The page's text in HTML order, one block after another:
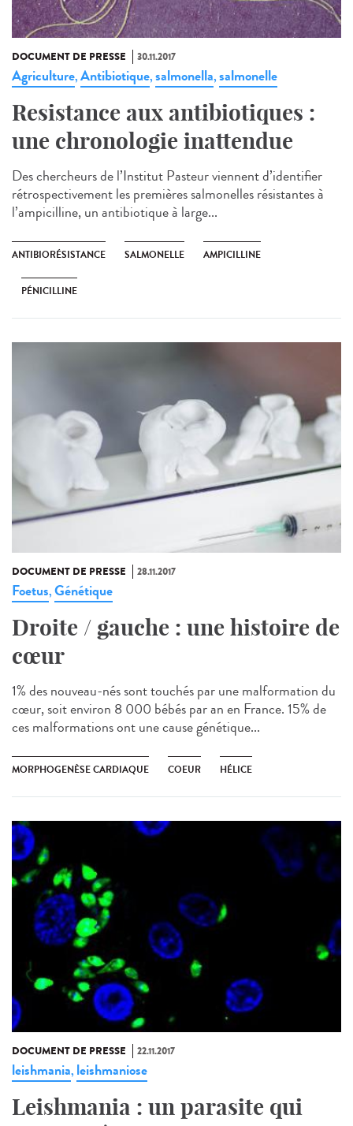
DOCUMENT DE PRESSE 30.11.2017
Agriculture,Antibiotique,salmonella,salmonelle
Resistance aux antibiotiques :
une chronologie inattendue
Des chercheurs de l’Institut Pasteur viennent d’identifier
rétrospectivement les premières salmonelles résistantes à
l’ampicilline, un antibiotique à large...
ANTIBIORÉSISTANCE SALMONELLE AMPICILLINE
PÉNICILLINE
DOCUMENT DE PRESSE 28.11.2017
Foetus,Génétique
Droite / gauche : une histoire de
cœur
1% des nouveau-nés sont touchés par une malformation du
cœur, soit environ 8 000 bébés par an en France. 15% de
ces malformations ont une cause génétique...
MORPHOGENÈSE CARDIAQUE COEUR HÉLICE
DOCUMENT DE PRESSE 22.11.2017
leishmania, leishmaniose
Leishmania : un parasite qui